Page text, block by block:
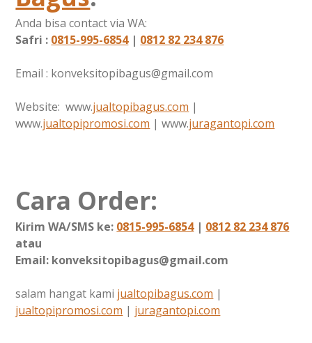
Anda bisa contact via WA:
Safri : 0815-995-6854| 0812 82 234 876
Email : konveksitopibagus@gmail.com
Website: www.jualtopibagus.com |
www.jualtopipromosi.com | www.juragantopi.com
Cara Order:
Kirim WA/SMS ke: 0815-995-6854| 0812 82 234 876
atau
Email: konveksitopibagus@gmail.com
salam hangat kami jualtopibagus.com |
jualtopipromosi.com | juragantopi.com